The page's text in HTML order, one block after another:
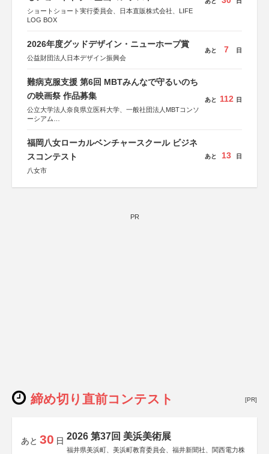
ショートショート実行委員会、日本直販株式会社、LIFE
LOG BOX
2026年度グッドデザイン・ニューホープ賞
公益財団法人日本デザイン振興会
あと 7 日
難病克服支援 第6回 MBTみんなで守るいのち
の映画祭 作品募集
公立大学法人奈良県立医科大学、一般社団法人MBTコンソ
ーシアム
後援：厚生労働省
文部科学省
日本経済団体連合会
あと 112 日
福岡八女ローカルベンチャースクール ビジネ
スコンテスト
八女市
あと 13 日
PR
締め切り直前コンテスト [PR]
あと 30 日 2026 第37回 美浜美術展
福井県美浜町、美浜町教育委員会、福井新聞社、関西電力株